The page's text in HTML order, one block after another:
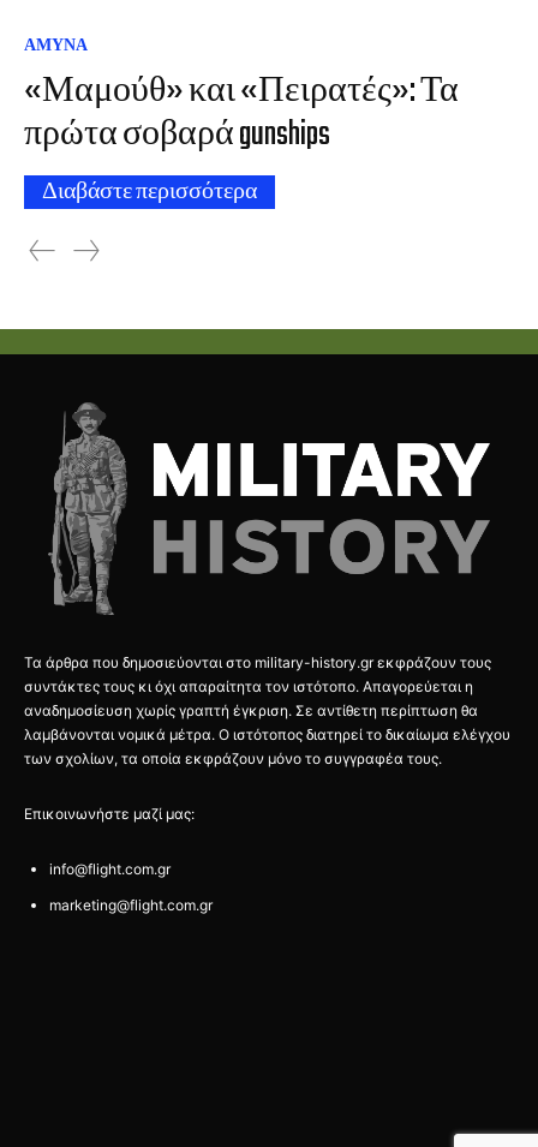
ΑΜΥΝΑ
«Μαμούθ» και «Πειρατές»: Τα
πρώτα σοβαρά gunships
Διαβάστε περισσότερα
Τα άρθρα που δημοσιεύονται στο military-history.gr εκφράζουν τους
συντάκτες τους κι όχι απαραίτητα τον ιστότοπο. Απαγορεύεται η
αναδημοσίευση χωρίς γραπτή έγκριση. Σε αντίθετη περίπτωση θα
λαμβάνονται νομικά μέτρα. Ο ιστότοπος διατηρεί το δικαίωμα ελέγχου
των σχολίων, τα οποία εκφράζουν μόνο το συγγραφέα τους.
Επικοινωνήστε μαζί μας:
info@flight.com.gr
marketing@flight.com.gr